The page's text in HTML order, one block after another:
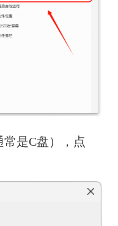
是C盘），点